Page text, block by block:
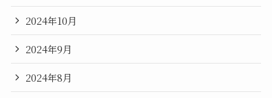
2024年10月
2024年9月
2024年8月